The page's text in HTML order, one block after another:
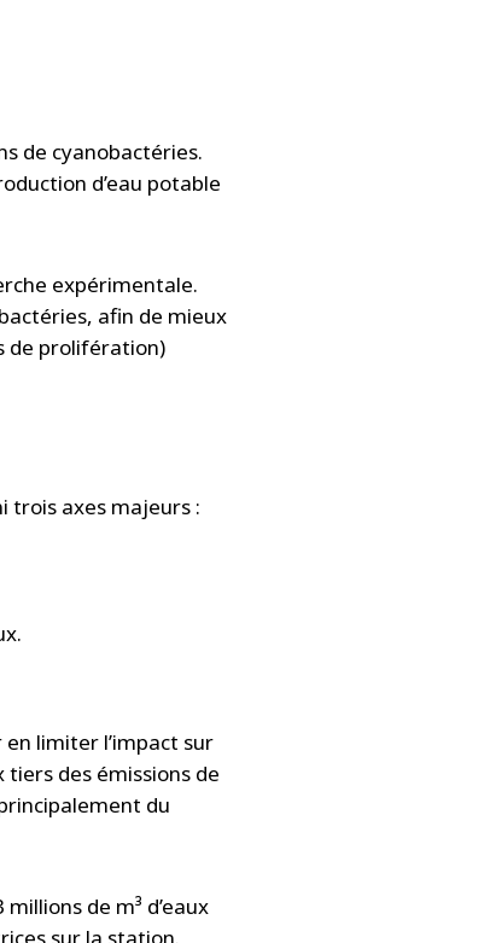
de cyanobactéries.
d’eau potable
expérimentale.
afin de mieux
de prolifération)
trois axes majeurs :
limiter l’impact sur
tiers des émissions de
du
de m³ d’eaux